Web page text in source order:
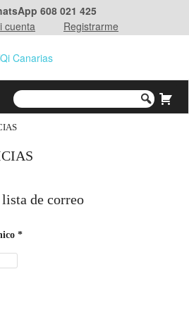
608 021 425
cuenta
Registrarme
de correo
*